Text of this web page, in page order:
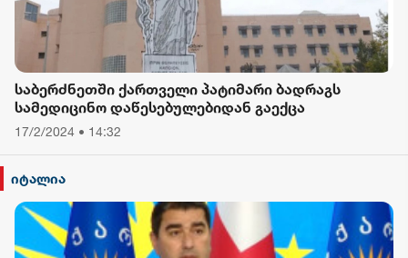
საბერძნეთში ქართველი პატიმარი ბადრაგს
სამედიცინო დაწესებულებიდან გაექცა
17/2/2024 • 14:32
იტალია